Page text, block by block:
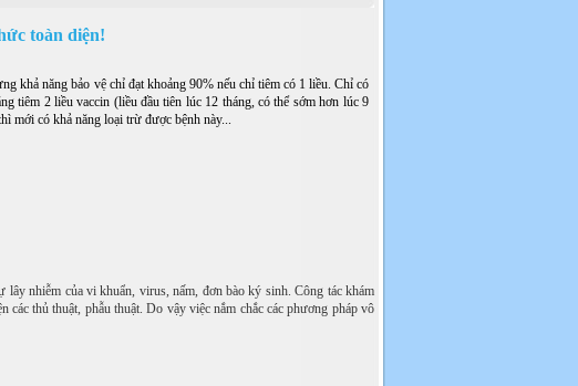
toàn diện!
khả năng bảo vệ chỉ đạt khoảng 90% nếu chỉ tiêm có 1 liều. Chỉ có
tiêm 2 liều vaccin (liều đầu tiên lúc 12 tháng, có thể sớm hơn lúc 9
mới có khả năng loại trừ được bệnh này...
lây nhiễm của vi khuẩn, virus, nấm, đơn bào ký sinh. Công tác khám
thủ thuật, phẫu thuật. Do vậy việc nắm chắc các phương pháp vô